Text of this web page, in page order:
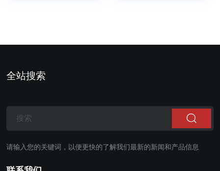
参量达到阈值时，则可向
统利用四类先 进的耐高
全站搜索
请输入您的关键词，以便更快的了解我们最新的新闻和产品信息